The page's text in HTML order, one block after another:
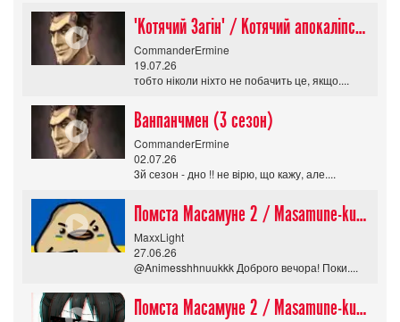
"Котячий Загін" / Котячий апокаліпсис / Cat Shit One
CommanderErmine
19.07.26
тобто ніколи ніхто не побачить це, якщо....
Ванпанчмен (3 сезон)
CommanderErmine
02.07.26
3й сезон - дно !! не вірю, що кажу, але....
Помста Масамуне 2 / Masamune-kun no Revenge R
MaxxLight
27.06.26
@Animesshhnuukkk Доброго вечора! Поки....
Помста Масамуне 2 / Masamune-kun no Revenge R